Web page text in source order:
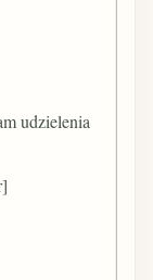
udzielenia